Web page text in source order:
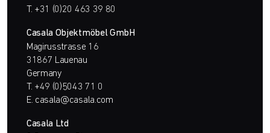
T. +31 (0)20 463 39 80
Casala Objektmöbel GmbH
Magirusstrasse 16
31867 Lauenau
Germany
T. +49 (0)5043 71 0
E. casala@casala.com
Casala Ltd